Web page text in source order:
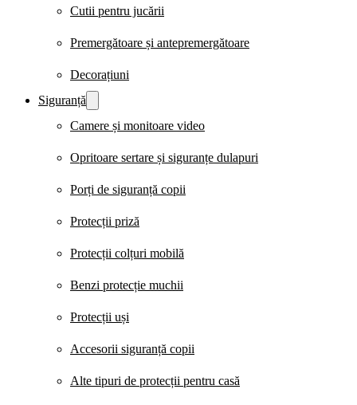
Cutii pentru jucării
Premergătoare și antepremergătoare
Decorațiuni
Siguranță
Camere și monitoare video
Opritoare sertare și siguranțe dulapuri
Porți de siguranță copii
Protecții priză
Protecții colțuri mobilă
Benzi protecție muchii
Protecții uși
Accesorii siguranță copii
Alte tipuri de protecții pentru casă